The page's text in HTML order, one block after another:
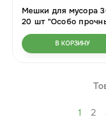
Мешки для мусора
20 шт "Особо
Мультипласт
В КОРЗИНУ
1 2